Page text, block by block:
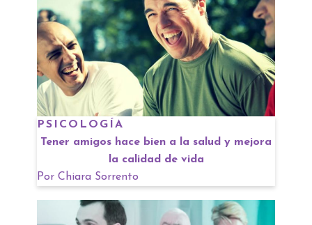
PSICOLOGÍA
Tener amigos hace bien a la salud y mejora
la calidad de vida
Por Chiara Sorrento